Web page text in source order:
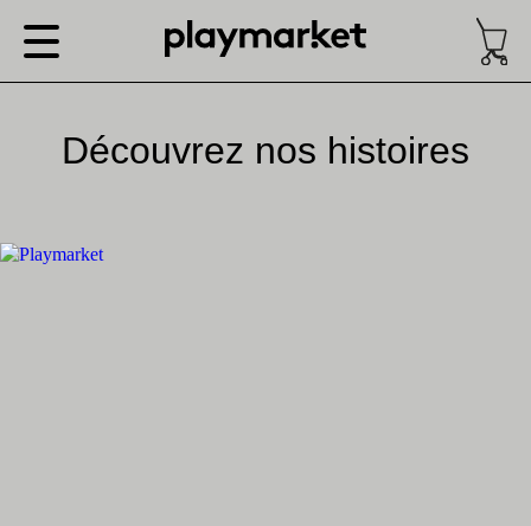
Découvrez nos histoires